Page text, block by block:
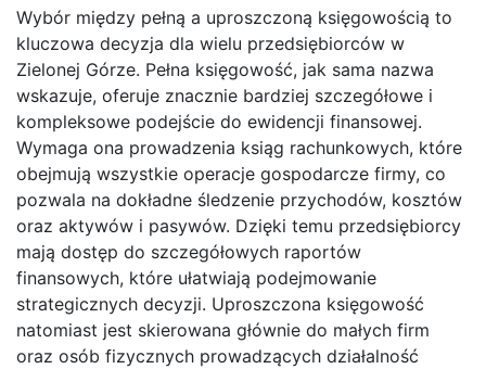
Wybór między pełną a uproszczoną księgowością to
kluczowa decyzja dla wielu przedsiębiorców w
Zielonej Górze. Pełna księgowość, jak sama nazwa
wskazuje, oferuje znacznie bardziej szczegółowe i
kompleksowe podejście do ewidencji finansowej.
Wymaga ona prowadzenia ksiąg rachunkowych, które
obejmują wszystkie operacje gospodarcze firmy, co
pozwala na dokładne śledzenie przychodów, kosztów
oraz aktywów i pasywów. Dzięki temu przedsiębiorcy
mają dostęp do szczegółowych raportów
finansowych, które ułatwiają podejmowanie
strategicznych decyzji. Uproszczona księgowość
natomiast jest skierowana głównie do małych firm
oraz osób fizycznych prowadzących działalność